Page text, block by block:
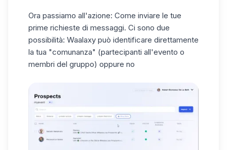
Ora passiamo all'azione: Come inviare le tue
prime richieste di messaggi. Ci sono due
possibilità: Waalaxy può identificare direttamente
la tua "comunanza" (partecipanti all'evento o
membri del gruppo) oppure no